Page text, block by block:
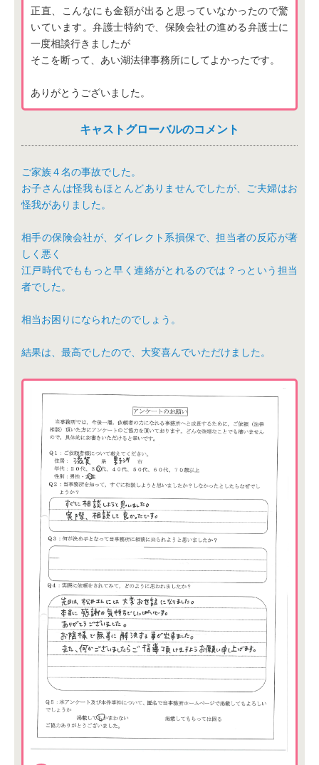
正直、こんなにも金額が出ると思っていなかったので驚
いています。弁護士特約で、保険会社の進める弁護士に
一度相談行きましたが
そこを断って、あい湖法律事務所にしてよかったです。
ありがとうございました。
キャストグローバルのコメント
ご家族４名の事故でした。
お子さんは怪我もほとんどありませんでしたが、ご夫婦はお
怪我がありました。
相手の保険会社が、ダイレクト系損保で、担当者の反応が著
しく悪く
江戸時代でももっと早く連絡がとれるのでは？っという担当
者でした。
相当お困りになられたのでしょう。
結果は、最高でしたので、大変喜んでいただけました。